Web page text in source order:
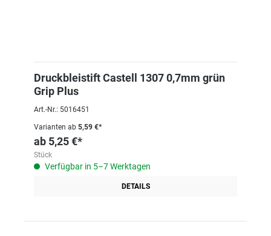
Druckbleistift Castell 1307 0,7mm grün
Grip Plus
Art.-Nr.: 5016451
Varianten ab 5,59 €*
ab 5,25 €*
Stück
Verfügbar in 5–7 Werktagen
DETAILS